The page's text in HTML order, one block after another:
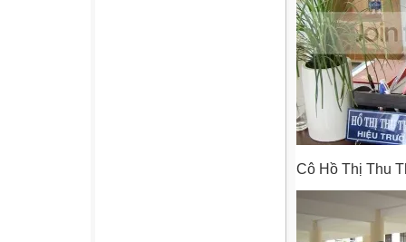
Cô Hồ Thị Thu